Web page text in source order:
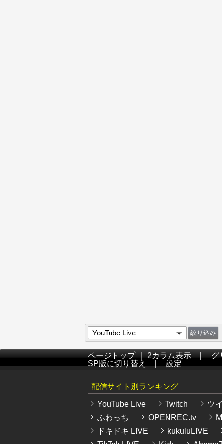
YouTube Live
ページトップ｜2カラム表示|グ
SP版に切り替え
設定
配信サイト別ランキング
YouTube Live Twitch
ツ
ふわっち
OPENREC.tv
ドキドキ LIVE
kukuluLIVE